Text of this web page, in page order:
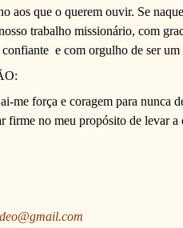
aos que o querem ouvir. Se
trabalho missionário, com
e com orgulho de ser um
me força e coragem para nunca
firme no meu propósito de levar